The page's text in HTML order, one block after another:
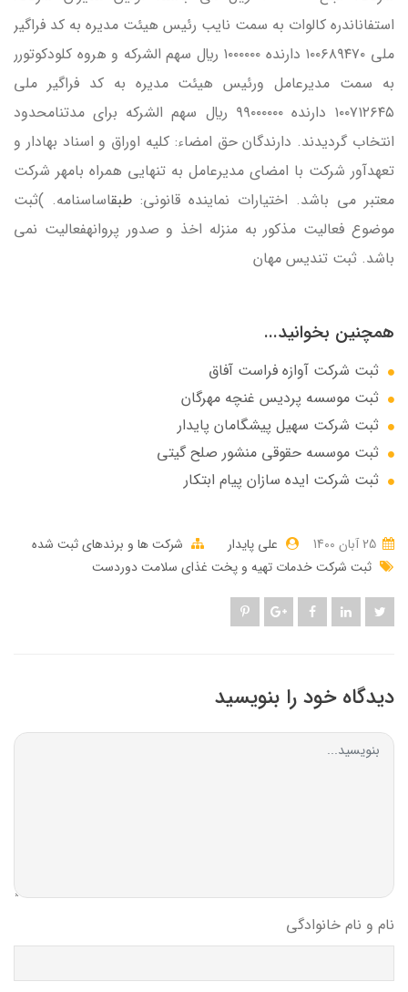
استفاناندره كالوات به سمت نايب رئيس هيئت مديره به كد فراگير
ملي ۱۰۰۶۸۹۴۷۰ دارنده ۱۰۰۰۰۰۰ ريال سهم الشركه و هروه كلودكوتورر
به سمت مديرعامل ورئيس هيئت مديره به كد فراگير ملي
۱۰۰۷۱۲۶۴۵ دارنده ۹۹۰۰۰۰۰۰ ريال سهم الشركه براي مدتنامحدود
انتخاب گرديدند. دارندگان حق امضاء: كليه اوراق و اسناد بهادار و
تعهدآور شركت با امضاي مديرعامل به تنهايي همراه بامهر شركت
معتبر مي باشد. اختيارات نماينده قانوني: طبقاساسنامه. )ثبت
موضوع فعاليت مذكور به منزله اخذ و صدور پروانهفعاليت نمي
باشد. ثبت تندیس مهان
همچنین بخوانید...
ثبت شرکت آوازه فراست آفاق
ثبت موسسه پردیس غنچه مهرگان
ثبت شرکت سهيل پيشگامان پايدار
ثبت موسسه حقوقی منشور صلح گیتی
ثبت شرکت ایده سازان پیام ابتکار
علی پایدار
شرکت ها و برندهای ثبت شده
ثبت شرکت خدمات تهیه و پخت غذای سلامت دوردست
دیدگاه خود را بنویسید
نام و نام خانوادگی